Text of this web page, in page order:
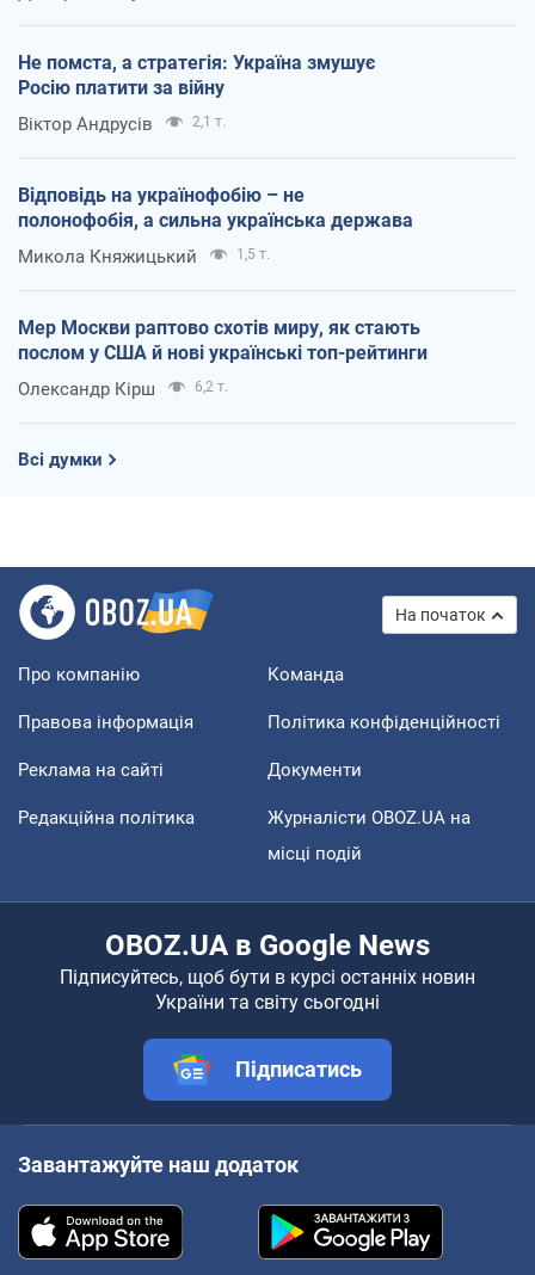
Не помста, а стратегія: Україна змушує
Росію платити за війну
Віктор Андрусів 2,1 т.
Відповідь на українофобію – не
полонофобія, а сильна українська держава
Микола Княжицький 1,5 т.
Мер Москви раптово схотів миру, як стають
послом у США й нові українські топ-рейтинги
Олександр Кірш 6,2 т.
Всі думки
На початок
Про компанію Команда
Правова інформація Політика конфіденційності
Реклама на сайті Документи
Редакційна політика
Журналісти OBOZ.UA на
місці подій
OBOZ.UA в Google News
Підписуйтесь, щоб бути в курсі останніх новин
України та світу сьогодні
Підписатись
Завантажуйте наш додаток